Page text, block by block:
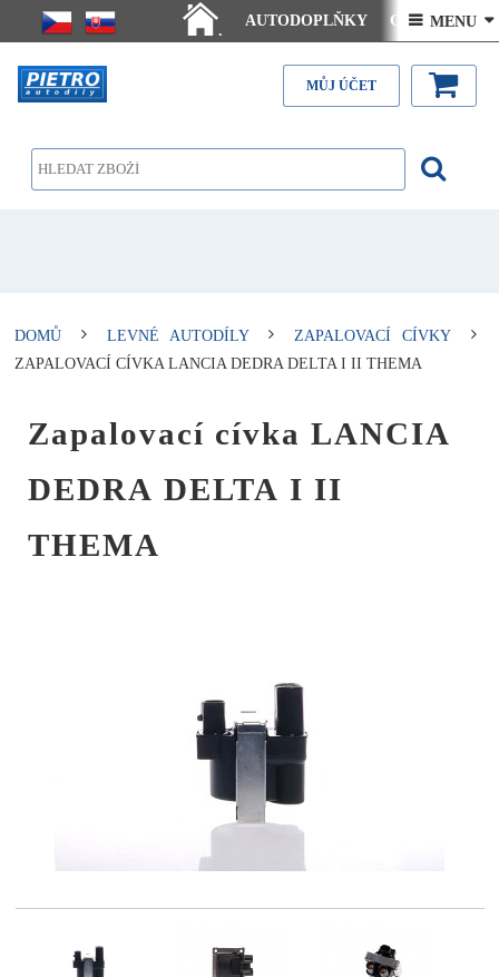
.
AUTODOPLŇKY Ceny doručení
Články - návody Kontakt
 MENU 
MŮJ ÚČET
DOMŮ LEVNÉ AUTODÍLY
ZAPALOVACÍ CÍVKY
ZAPALOVACÍ CÍVKA LANCIA DEDRA DELTA I II THEMA
Zapalovací cívka LANCIA
DEDRA DELTA I II
THEMA